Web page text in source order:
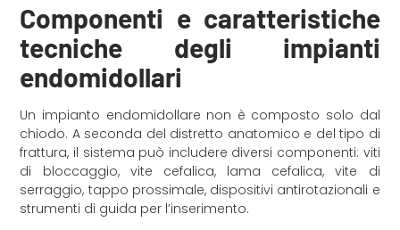
Componenti e caratteristiche
tecniche degli impianti
endomidollari
Un impianto endomidollare non è composto solo dal
chiodo. A seconda del distretto anatomico e del tipo di
frattura, il sistema può includere diversi componenti: viti
di bloccaggio, vite cefalica, lama cefalica, vite di
serraggio, tappo prossimale, dispositivi antirotazionali e
strumenti di guida per l’inserimento.